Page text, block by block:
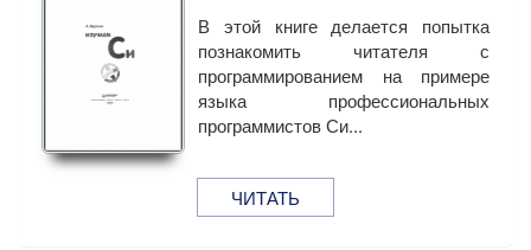
В этой книге делается попытка
познакомить читателя с
программированием на примере
языка профессиональных
программистов Си...
ЧИТАТЬ